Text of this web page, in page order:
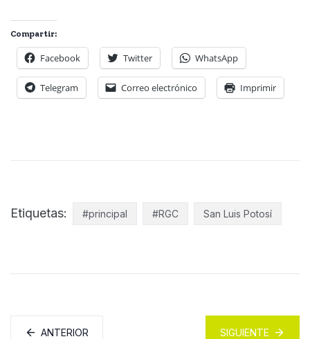
Compartir:
Facebook Twitter WhatsApp
Telegram Correo electrónico Imprimir
Etiquetas: #principal #RGC San Luis Potosí
ANTERIOR SIGUIENTE